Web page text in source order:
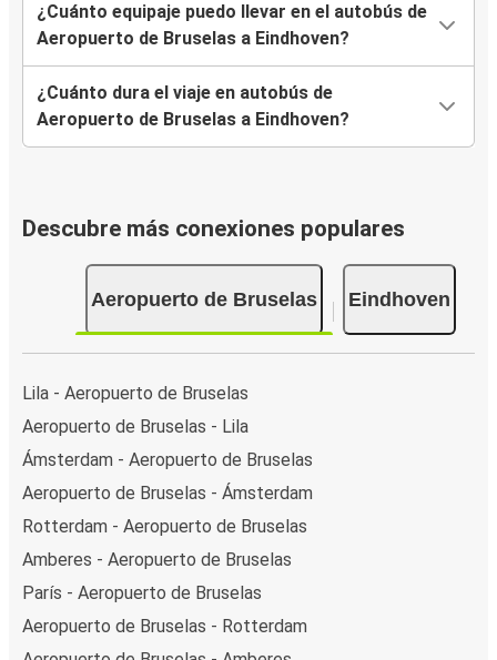
¿Cuánto equipaje puedo llevar en el autobús de
Aeropuerto de Bruselas a Eindhoven?
¿Cuánto dura el viaje en autobús de
Aeropuerto de Bruselas a Eindhoven?
Descubre más conexiones populares
Aeropuerto de Bruselas Eindhoven
Lila - Aeropuerto de Bruselas
Aeropuerto de Bruselas - Lila
Ámsterdam - Aeropuerto de Bruselas
Aeropuerto de Bruselas - Ámsterdam
Rotterdam - Aeropuerto de Bruselas
Amberes - Aeropuerto de Bruselas
París - Aeropuerto de Bruselas
Aeropuerto de Bruselas - Rotterdam